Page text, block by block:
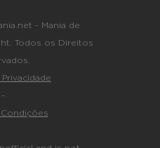
- Mania de
Todos os Direitos
-